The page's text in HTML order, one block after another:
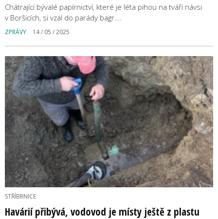
Chátrající bývalé papírnictví, které je léta pihou na tváři návsi
v Boršicích, si vzal do parády bagr.…
ZPRÁVY 14 / 05 / 2025
STŘÍBRNICE
Havárií přibývá, vodovod je místy ještě z plastu